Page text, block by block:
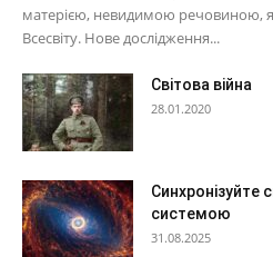
матерією, невидимою речовиною,
Всесвіту. Нове дослідження...
Світова війна
28.01.2020
Синхронізуйте
системою
31.08.2025